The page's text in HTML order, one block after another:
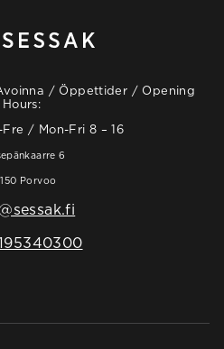
/ Öppettider / Opening
Hours:
Fre / Mon-Fri 8 – 16
6
Porvoo